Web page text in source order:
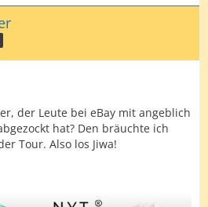
der Leute bei eBay mit angeblich
hat? Den bräuchte ich
Tour. Also los Jiwa!